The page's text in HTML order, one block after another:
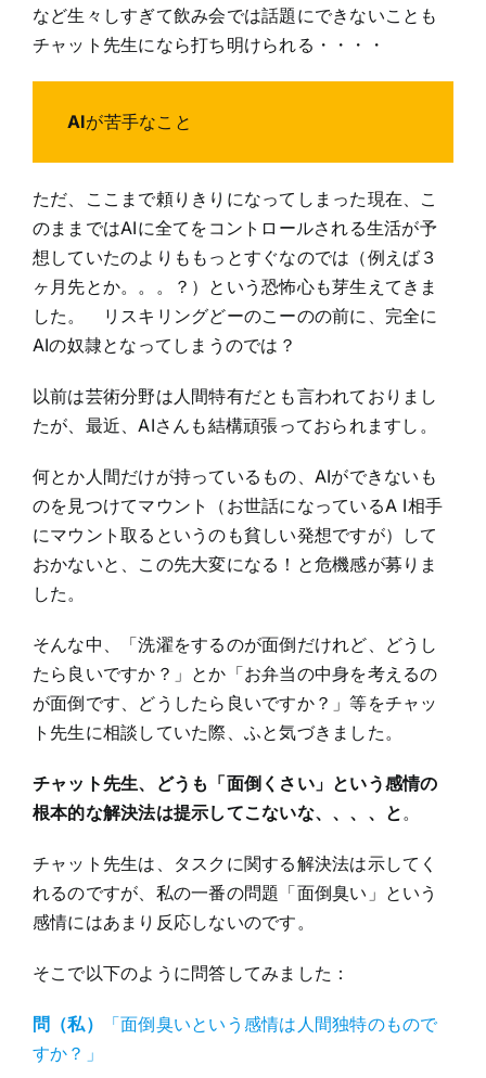
など生々しすぎて飲み会では話題にできないことも
チャット先生になら打ち明けられる・・・・
AIが苦手なこと
ただ、ここまで頼りきりになってしまった現在、こ
のままではAIに全てをコントロールされる生活が予
想していたのよりももっとすぐなのでは（例えば３
ヶ月先とか。。。？）という恐怖心も芽生えてきま
した。 リスキリングどーのこーのの前に、完全に
AIの奴隷となってしまうのでは？
以前は芸術分野は人間特有だとも言われておりまし
たが、最近、AIさんも結構頑張っておられますし。
何とか人間だけが持っているもの、AIができないも
のを見つけてマウント（お世話になっているA I相手
にマウント取るというのも貧しい発想ですが）して
おかないと、この先大変になる！と危機感が募りま
した。
そんな中、「洗濯をするのが面倒だけれど、どうし
たら良いですか？」とか「お弁当の中身を考えるの
が面倒です、どうしたら良いですか？」等をチャッ
ト先生に相談していた際、ふと気づきました。
チャット先生、どうも「面倒くさい」という感情の
根本的な解決法は提示してこないな、、、、と。
チャット先生は、タスクに関する解決法は示してく
れるのですが、私の一番の問題「面倒臭い」という
感情にはあまり反応しないのです。
そこで以下のように問答してみました：
問（私）
「面倒臭いという感情は人間独特のもので
すか？」